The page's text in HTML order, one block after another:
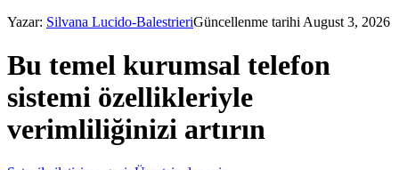
Yazar: Silvana Lucido-BalestrieriGüncellenme tarihi August 3, 2026
Bu temel kurumsal telefon
sistemi özellikleriyle
verimliliğinizi artırın